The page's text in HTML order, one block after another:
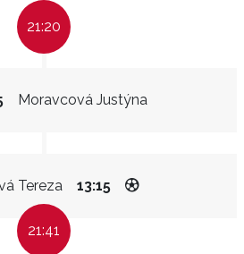
21:20
Moravcová Justýna
Tereza 13:15
21:41